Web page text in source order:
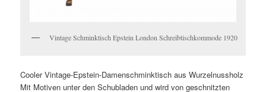
Vintage Schminktisch Epstein London Schreibtischkommode 1920
Cooler Vintage-Epstein-Damenschminktisch aus Wurzelnussholz
Mit Motiven unter den Schubladen und wird von geschnitzten